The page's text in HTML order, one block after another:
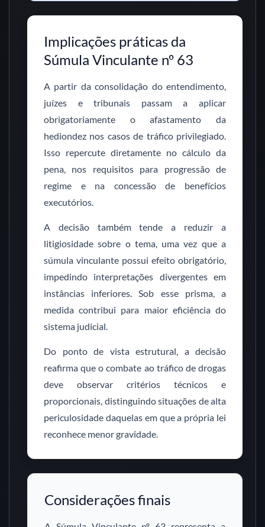
Implicações práticas da
Súmula Vinculante nº 63
A partir da consolidação do entendimento,
juízes e tribunais passam a aplicar
obrigatoriamente o afastamento da
hediondez nos casos de tráfico privilegiado.
Isso repercute diretamente no cálculo da
pena, nos requisitos para progressão de
regime e na concessão de benefícios
executórios.
A decisão também tende a reduzir a
litigiosidade sobre o tema, uma vez que a
súmula vinculante possui efeito obrigatório,
impedindo interpretações divergentes em
instâncias inferiores. Sob esse prisma, a
medida contribui para maior eficiência do
sistema judicial.
Do ponto de vista estrutural, a decisão
reafirma que o combate ao tráfico de drogas
deve observar critérios técnicos e
proporcionais, distinguindo situações de alta
periculosidade daquelas em que a própria lei
reconhece menor gravidade.
Considerações finais